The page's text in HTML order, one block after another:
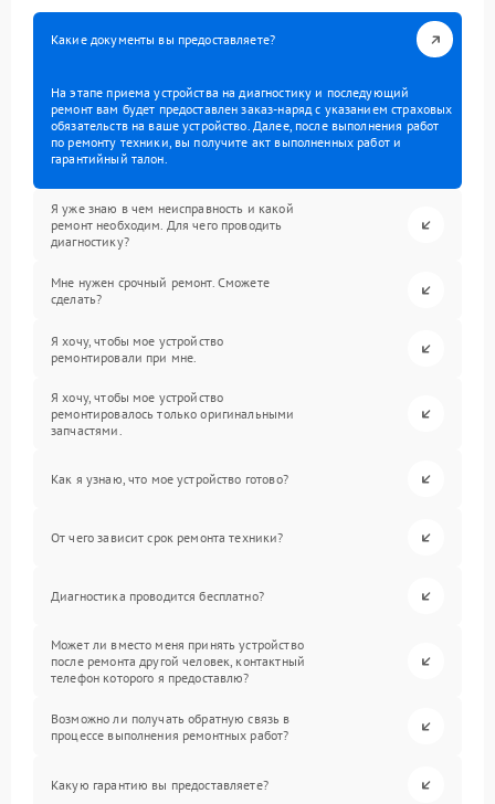
Какие документы вы предоставляете?
На этапе приема устройства на диагностику и последующий
ремонт вам будет предоставлен заказ-наряд с указанием страховых
обязательств на ваше устройство. Далее, после выполнения работ
по ремонту техники, вы получите акт выполненных работ и
гарантийный талон.
Я уже знаю в чем неисправность и какой
ремонт необходим. Для чего проводить
диагностику?
Мне нужен срочный ремонт. Сможете
сделать?
Я хочу, чтобы мое устройство
ремонтировали при мне.
Я хочу, чтобы мое устройство
ремонтировалось только оригинальными
запчастями.
Как я узнаю, что мое устройство готово?
От чего зависит срок ремонта техники?
Диагностика проводится бесплатно?
Может ли вместо меня принять устройство
после ремонта другой человек, контактный
телефон которого я предоставлю?
Возможно ли получать обратную связь в
процессе выполнения ремонтных работ?
Какую гарантию вы предоставляете?